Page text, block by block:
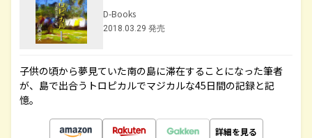
D-Books
2018.03.29 発売
子供の頃から夢見ていた南の島に滞在することになった筆者
が、島で出合うトロピカルでマジカルな45日間の記録と記
憶。
詳細を見る